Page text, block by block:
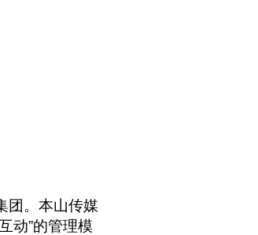
团。本山传媒
动”的管理模